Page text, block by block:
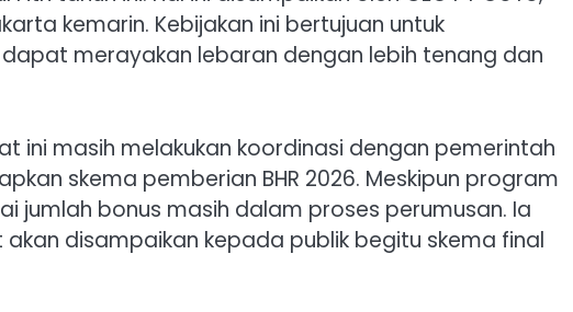
kemarin. Kebijakan ini bertujuan untuk
merayakan lebaran dengan lebih tenang dan
ini masih melakukan koordinasi dengan pemerintah
skema pemberian BHR 2026. Meskipun program
jumlah bonus masih dalam proses perumusan. Ia
disampaikan kepada publik begitu skema final